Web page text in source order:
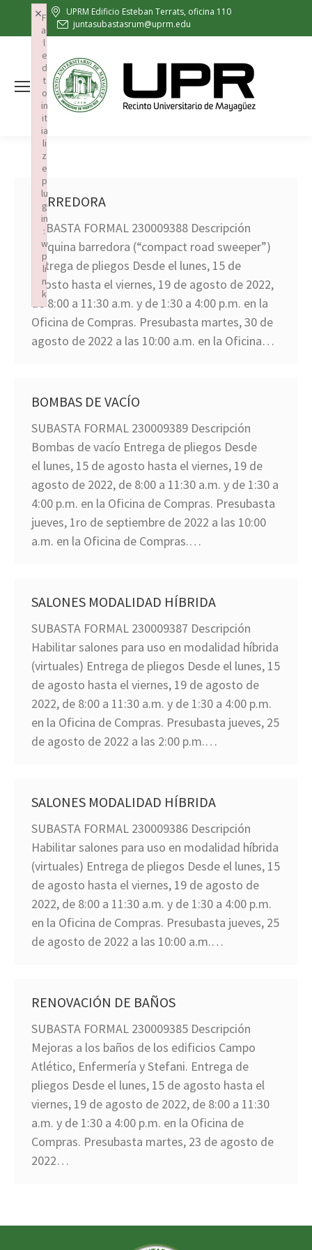
UPRM Edificio Esteban Terrats, oficina 110
juntasubastasrum@uprm.edu
BARREDORA
SUBASTA FORMAL 230009388 Descripción
Máquina barredora (“compact road sweeper”)
Entrega de pliegos Desde el lunes, 15 de
agosto hasta el viernes, 19 de agosto de 2022,
de 8:00 a 11:30 a.m. y de 1:30 a 4:00 p.m. en la
Oficina de Compras. Presubasta martes, 30 de
agosto de 2022 a las 10:00 a.m. en la Oficina…
BOMBAS DE VACÍO
SUBASTA FORMAL 230009389 Descripción
Bombas de vacío Entrega de pliegos Desde
el lunes, 15 de agosto hasta el viernes, 19 de
agosto de 2022, de 8:00 a 11:30 a.m. y de 1:30 a
4:00 p.m. en la Oficina de Compras. Presubasta
jueves, 1ro de septiembre de 2022 a las 10:00
a.m. en la Oficina de Compras.…
SALONES MODALIDAD HÍBRIDA
SUBASTA FORMAL 230009387 Descripción
Habilitar salones para uso en modalidad híbrida
(virtuales) Entrega de pliegos Desde el lunes, 15
de agosto hasta el viernes, 19 de agosto de
2022, de 8:00 a 11:30 a.m. y de 1:30 a 4:00 p.m.
en la Oficina de Compras. Presubasta jueves, 25
de agosto de 2022 a las 2:00 p.m.…
SALONES MODALIDAD HÍBRIDA
SUBASTA FORMAL 230009386 Descripción
Habilitar salones para uso en modalidad híbrida
(virtuales) Entrega de pliegos Desde el lunes, 15
de agosto hasta el viernes, 19 de agosto de
2022, de 8:00 a 11:30 a.m. y de 1:30 a 4:00 p.m.
en la Oficina de Compras. Presubasta jueves, 25
de agosto de 2022 a las 10:00 a.m.…
RENOVACIÓN DE BAÑOS
SUBASTA FORMAL 230009385 Descripción
Mejoras a los baños de los edificios Campo
Atlético, Enfermería y Stefani. Entrega de
pliegos Desde el lunes, 15 de agosto hasta el
viernes, 19 de agosto de 2022, de 8:00 a 11:30
a.m. y de 1:30 a 4:00 p.m. en la Oficina de
Compras. Presubasta martes, 23 de agosto de
2022…
F
ai
l
e
d
t
o
in
it
ia
li
z
e
p
lu
g
in
:
w
p
li
n
k
×
Failed to initialize plugin: wplink